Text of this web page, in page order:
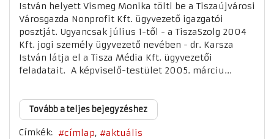
István helyett Vismeg Monika tölti be a Tiszaújvárosi
Városgazda Nonprofit Kft. ügyvezető igazgatói
posztját. Ugyancsak július 1-től - a TiszaSzolg 2004
Kft. jogi személy ügyvezető nevében - dr. Karsza
István látja el a Tisza Média Kft. ügyvezetői
feladatait. A képviselő-testület 2005. márciu...
Tovább a teljes bejegyzéshez
Címkék: címlap aktuális